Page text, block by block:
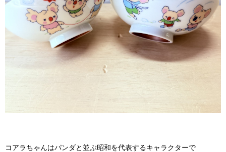
コアラちゃんはパンダと並ぶ昭和を代表するキャラクターで